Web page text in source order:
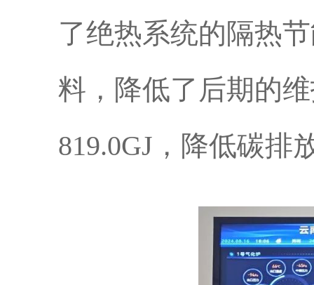
了绝热系统的隔热
料，降低了后期的
819.0GJ，降低碳排